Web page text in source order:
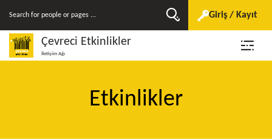
Giriş / Kayıt
Çevreci Etkinlikler
İletişim Ağı
Etkinlikler